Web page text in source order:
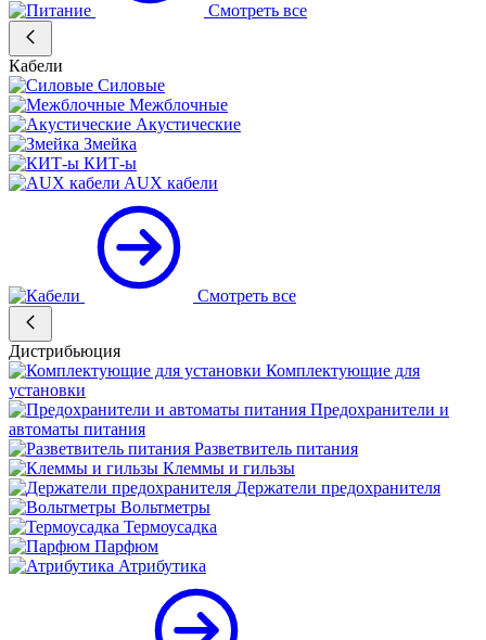
Смотреть все
Кабели
Силовые
Межблочные
Акустические
Змейка
КИТ-ы
AUX кабели
Смотреть все
Дистрибьюция
Комплектующие для
установки
Предохранители и
автоматы питания
Разветвитель питания
Клеммы и гильзы
Держатели предохранителя
Вольтметры
Термоусадка
Парфюм
Атрибутика